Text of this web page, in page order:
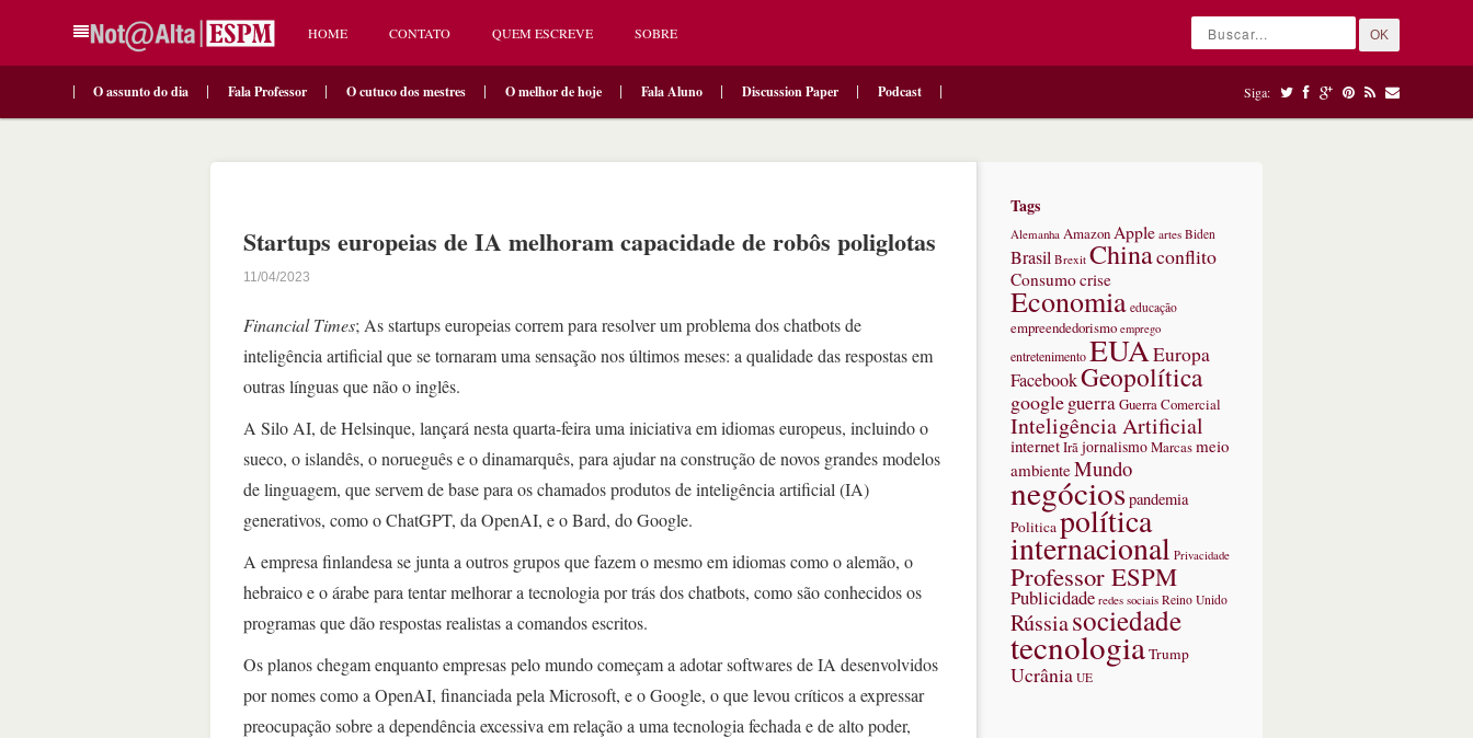
HOME CONTATO QUEM ESCREVE SOBRE OK
O assunto do dia Fala Professor O cutuco dos mestres O melhor de hoje Fala Aluno Discussion Paper Podcast Siga:
Startups europeias de IA melhoram capacidade de robôs poliglotas
11/04/2023
Financial Times; As startups europeias correm para resolver um problema dos chatbots de
inteligência artificial que se tornaram uma sensação nos últimos meses: a qualidade das respostas em
outras línguas que não o inglês.
A Silo AI, de Helsinque, lançará nesta quarta-feira uma iniciativa em idiomas europeus, incluindo o
sueco, o islandês, o norueguês e o dinamarquês, para ajudar na construção de novos grandes modelos
de linguagem, que servem de base para os chamados produtos de inteligência artificial (IA)
generativos, como o ChatGPT, da OpenAI, e o Bard, do Google.
A empresa finlandesa se junta a outros grupos que fazem o mesmo em idiomas como o alemão, o
hebraico e o árabe para tentar melhorar a tecnologia por trás dos chatbots, como são conhecidos os
programas que dão respostas realistas a comandos escritos.
Os planos chegam enquanto empresas pelo mundo começam a adotar softwares de IA desenvolvidos
por nomes como a OpenAI, financiada pela Microsoft, e o Google, o que levou críticos a expressar
preocupação sobre a dependência excessiva em relação a uma tecnologia fechada e de alto poder,
Tags
Alemanha Amazon Apple artes Biden
Brasil Brexit Chinaconflito
Consumocrise
Economia educação
empreendedorismo emprego
entretenimentoEUAEuropa
FacebookGeopolítica
googleguerraGuerra Comercial
Inteligência Artificial
internetIrãjornalismoMarcasmeio
ambienteMundo
negóciospandemia
Politicapolítica
internacional Privacidade
Professor ESPM
Publicidade redes sociais Reino Unido
Rússiasociedade
tecnologiaTrump
Ucrânia UE